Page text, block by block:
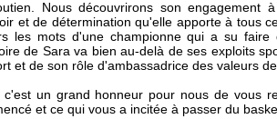
Nous découvrirons son engagement
et de détermination qu'elle apporte à tous
les mots d'une championne qui a su faire
de Sara va bien au-delà de ses exploits
et de son rôle d'ambassadrice des valeurs
c'est un grand honneur pour nous de vous
et ce qui vous a incitée à passer du